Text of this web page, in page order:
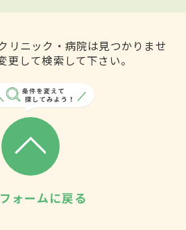
リニック・病院は見つかりませ
して検索して下さい。
ォームに戻る